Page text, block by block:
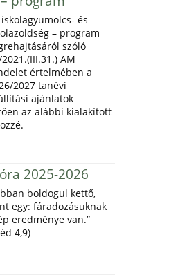
és
– program
szóló
AM
értelmében a
2027 tanévi
ajánlatok
az alábbi kialakított
2025-2026
boldogul kettő,
egy: fáradozásuknak
eredménye van.”
4,9)